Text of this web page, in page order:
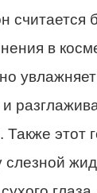
считается
в
и
этот
слезной